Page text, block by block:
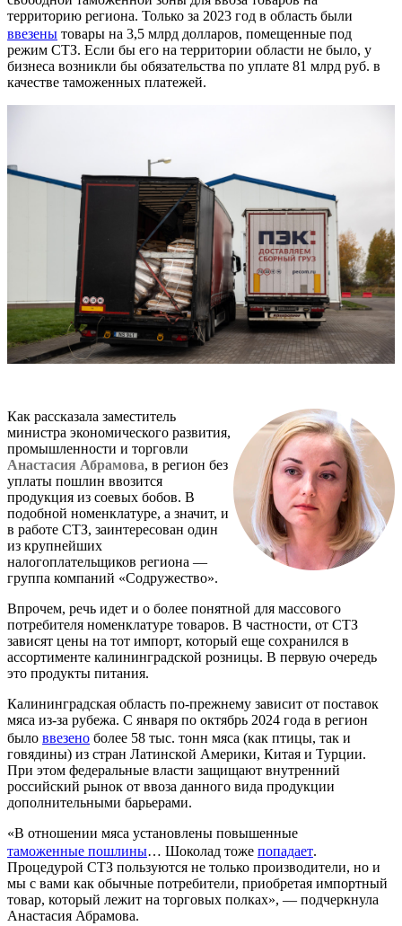
территорию региона. Только за 2023 год в область были
ввезены товары на 3,5 млрд долларов, помещенные под
режим СТЗ. Если бы его на территории области не было, у
бизнеса возникли бы обязательства по уплате 81 млрд руб. в
качестве таможенных платежей.
Как рассказала заместитель
министра экономического развития,
промышленности и торговли
Анастасия Абрамова, в регион без
уплаты пошлин ввозится
продукция из соевых бобов. В
подобной номенклатуре, а значит, и
в работе СТЗ, заинтересован один
из крупнейших
налогоплательщиков региона —
группа компаний «Содружество».
Впрочем, речь идет и о более понятной для массового
потребителя номенклатуре товаров. В частности, от СТЗ
зависят цены на тот импорт, который еще сохранился в
ассортименте калининградской розницы. В первую очередь
это продукты питания.
Калининградская область по-прежнему зависит от поставок
мяса из-за рубежа. С января по октябрь 2024 года в регион
было ввезено более 58 тыс. тонн мяса (как птицы, так и
говядины) из стран Латинской Америки, Китая и Турции.
При этом федеральные власти защищают внутренний
российский рынок от ввоза данного вида продукции
дополнительными барьерами.
«В отношении мяса установлены повышенные
таможенные пошлины… Шоколад тоже попадает.
Процедурой СТЗ пользуются не только производители, но и
мы с вами как обычные потребители, приобретая импортный
товар, который лежит на торговых полках», — подчеркнула
Анастасия Абрамова.